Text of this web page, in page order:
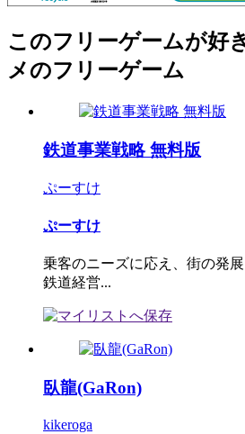
このフリーゲームが好
メのフリーゲーム
鉄道事業戦略 無料版
ぷーすけ
ぷーすけ
乗客のニーズに応え、街の発
鉄道経営...
臥龍(GaRon)
kikeroga